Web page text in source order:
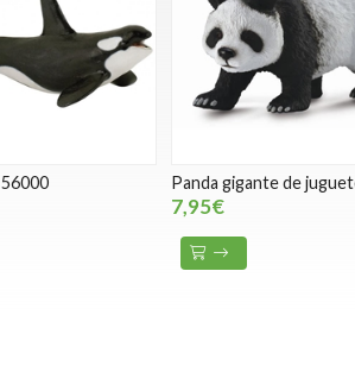
Panda gigante de
7,95€